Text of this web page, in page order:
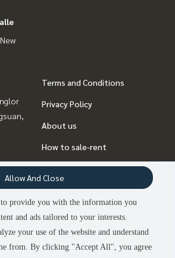
2 people are viewing
Contact us
Terms and Conditions
Privacy Policy
About us
How to sale-rent
Contact
to provide you with the information you
and ads tailored to your interests.
your use of the website and understand
from. By clicking "Accept All", you agree
Allow And Close